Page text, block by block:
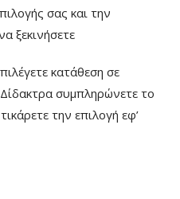
σας και την
ξεκινήσετε
κατάθεση σε
συμπληρώνετε το
την επιλογή εφ’